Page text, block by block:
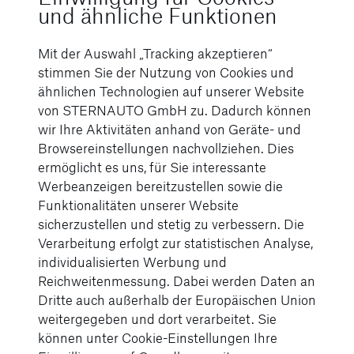
Assistent DISTRONIC, der Aktive Lenk-Assistent
und der Aktive Brems-Assistent sorgen für
maximale Sicherheit und entspanntes Fahren, egal
ob auf der Autobahn oder im Stadtverkehr.
Fazit
Der neue Mercedes-Benz G 580 mit EQ Technologie
ist eine beeindruckende Weiterentwicklung der
legendären G-Klasse. Mit seiner Kombination aus
traditionellem Design, modernster Technologie und
herausragender Leistung setzt er neue Maßstäbe
und gestaltet die Zukunft der Mobilität. Die Legende
lebt weiter – jetzt elektrifiziert.
und ähnliche Funktionen
Mit der Auswahl „Tracking akzeptieren“
stimmen Sie der Nutzung von Cookies und
ähnlichen Technologien auf unserer Website
von STERNAUTO GmbH zu. Dadurch können
wir Ihre Aktivitäten anhand von Geräte- und
Browsereinstellungen nachvollziehen. Dies
ermöglicht es uns, für Sie interessante
Werbeanzeigen bereitzustellen sowie die
Funktionalitäten unserer Website
sicherzustellen und stetig zu verbessern. Die
Verarbeitung erfolgt zur statistischen Analyse,
individualisierten Werbung und
Reichweitenmessung. Dabei werden Daten an
Dritte auch außerhalb der Europäischen Union
weitergegeben und dort verarbeitet. Sie
können unter Cookie-Einstellungen Ihre